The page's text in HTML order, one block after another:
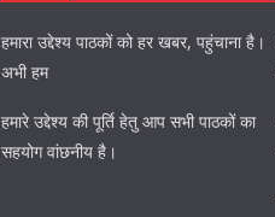
हमारा उद्देश्य पाठकों को हर खबर, पहुंचाना है।
अभी हम
हमारे उद्देश्य की पूर्ति हेतु आप सभी पाठकों का
सहयोग वांछनीय है।